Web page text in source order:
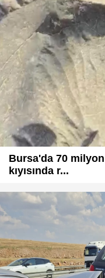
Bursa'da 70
kıyısında r...